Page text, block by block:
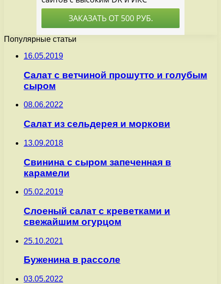
Популярные статьи
16.05.2019
Салат с ветчиной прошутто и голубым
сыром
08.06.2022
Салат из сельдерея и моркови
13.09.2018
Свинина с сыром запеченная в
карамели
05.02.2019
Слоеный салат с креветками и
свежайшим огурцом
25.10.2021
Буженина в рассоле
03.05.2022